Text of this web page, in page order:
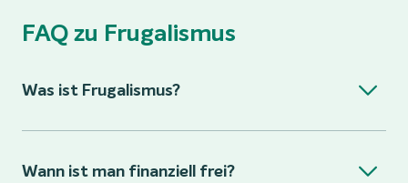
FAQ zu Frugalismus
Was ist Frugalismus?
Wann ist man finanziell frei?